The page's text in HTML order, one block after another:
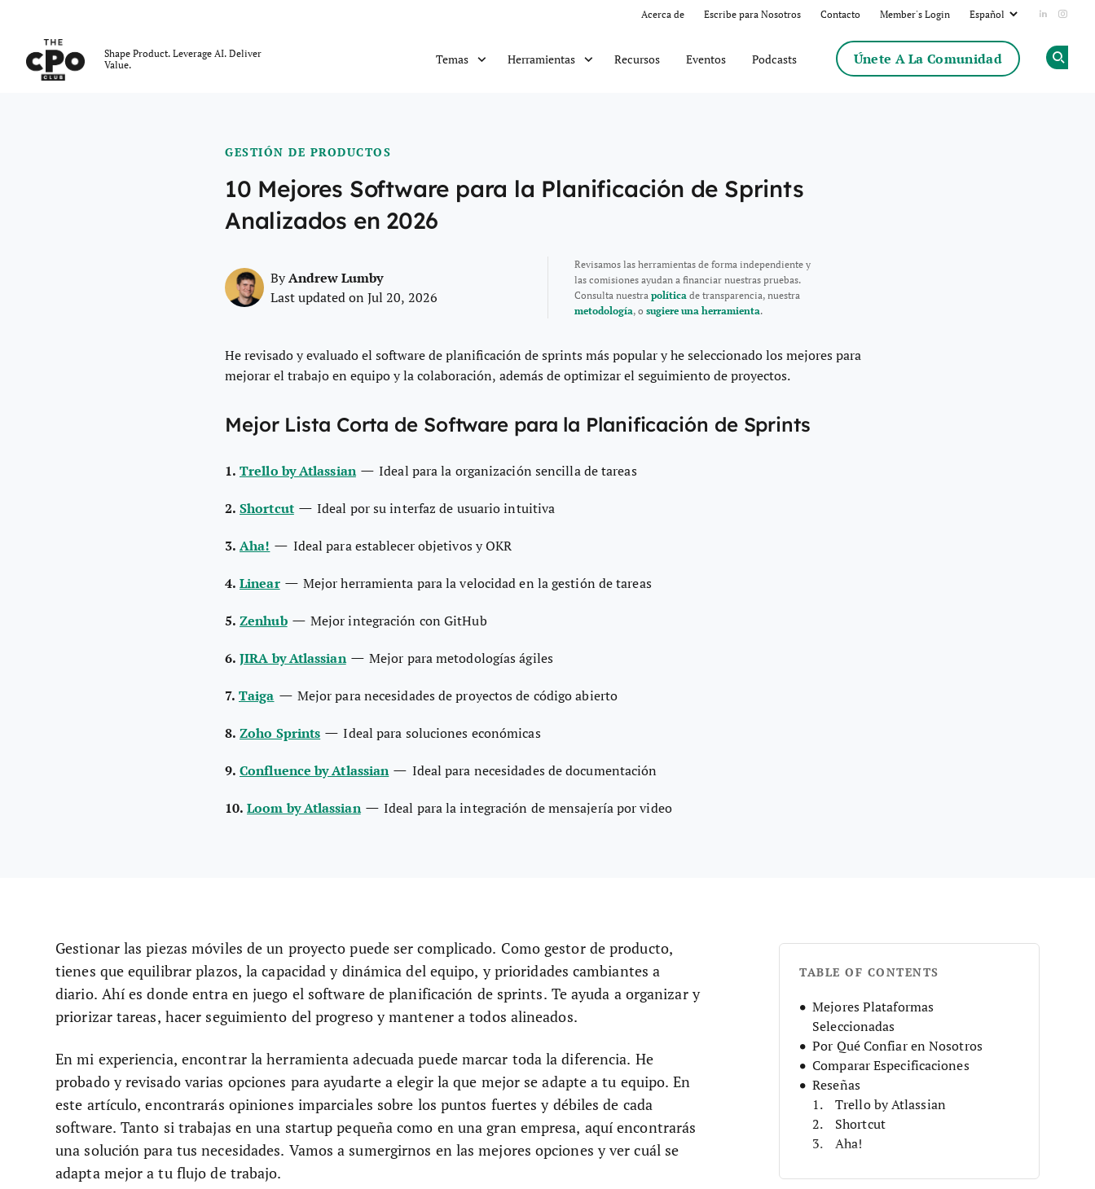
Acerca de Escribe para Nosotros Contacto Member's Login Add us
Shape Product. Leverage AI. Deliver
Value.
Temas Herramientas Recursos Eventos Podcasts Únete A La Comunidad
GESTIÓN DE PRODUCTOS
10 Mejores Software para la Planificación de Sprints
Analizados en 2026
ByAndrew Lumby
Last updated on Jul 20, 2026
Revisamos las herramientas de forma independiente y
las comisiones ayudan a financiar nuestras pruebas.
Consulta nuestra política de transparencia, nuestra
metodología, o sugiere una herramienta.
He revisado y evaluado el software deplanificación de sprintsmás popular y he seleccionado los mejores para
mejorar el trabajo en equipoy la colaboración, además de optimizar el seguimiento de proyectos.
Mejor Lista Corta de Software para la Planificación de Sprints
1. Trello by Atlassian —Ideal para la organización sencilla de tareas
2. Shortcut —Ideal por su interfaz de usuario intuitiva
3. Aha! — Ideal para establecer objetivos y OKR
4. Linear — Mejor herramienta para la velocidad en la gestión de tareas
5. Zenhub — Mejor integración con GitHub
6. JIRA by Atlassian — Mejor para metodologías ágiles
7. Taiga — Mejor para necesidades de proyectos de código abierto
8. Zoho Sprints —Ideal para soluciones económicas
9. Confluence by Atlassian — Ideal para necesidades de documentación
10. Loom by Atlassian — Ideal para la integración de mensajería por video
Gestionar las piezas móviles de un proyecto puede ser complicado. Como gestor de producto,
tienes que equilibrar plazos, la capacidad y dinámica del equipo, y prioridades cambiantes a
diario. Ahí es donde entra en juego el software de planificación de sprints. Te ayuda a organizar y
priorizar tareas, hacer seguimiento del progreso y mantener a todos alineados.
En mi experiencia, encontrar la herramienta adecuada puede marcar toda la diferencia. He
probado y revisado varias opciones para ayudarte a elegir la que mejor se adapte a tu equipo. En
este artículo, encontrarás opiniones imparciales sobre los puntos fuertes y débiles de cada
software. Tanto si trabajas en una startup pequeña como en una gran empresa, aquí encontrarás
una solución para tus necesidades. Vamos a sumergirnos en las mejores opciones y ver cuál se
adapta mejor a tu flujo de trabajo.
TABLE OF CONTENTS
Mejores Plataformas
Seleccionadas
Por Qué Confiar en Nosotros
Comparar Especificaciones
Reseñas
Trello by Atlassian
Shortcut
Aha!
Zenhub